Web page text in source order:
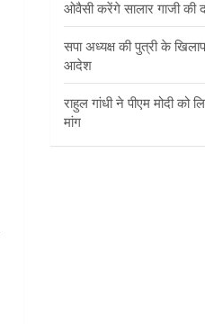
ओवैसी करेंगे सालार गाजी की
सपा अध्यक्ष की पुत्री के
आदेश
राहुल गांधी ने पीएम मोदी को
मांग